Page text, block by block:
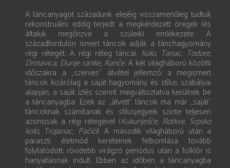
A táncanyagot századunk elejéig visszamenőleg tudtuk
rekonstruálni; eddig terjedt a megkérdezett öregek (és
általuk megőrizve a szüleik) emlékezete. A
századfordulón ismert táncok adják a tánchagyomány
régi rétegét. A régi réteg táncai: Kolo, Tanac, Todore,
Drmavica, Dunje ranke, Ranče. A két világháború közötti
időszakra a „szerves” átvétel jellemző; a megismert
táncok kizárólag a saját hagyomány és stílus szabályai
alapján, a saját ízlés szerint megváltoztatva kerülnek be
a táncanyagba. Ezek az „átvett” táncok ma már „saját”
táncoknak számítanak és stílusjegyeik szinte teljesen
azonosak a régi rétegével (Kukunješće, Rotkve, Srpsko
kolo, Trojanac, Pačići). A második világháború után a
paraszti életmód kereteinek felbomlása tovább
folytatódott; rövidebb virágzó periódus után a folklór is
hanyatlásnak indult. Ebben az időben a táncanyagba